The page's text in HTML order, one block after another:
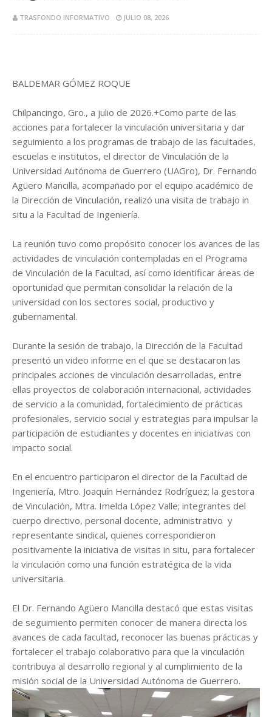
TRASFONDO INFORMATIVO JULIO 08, 2026
BALDEMAR GÓMEZ ROQUE
Chilpancingo, Gro., a julio de 2026.+Como parte de las
acciones para fortalecer la vinculación universitaria y dar
seguimiento a los programas de trabajo de las facultades,
escuelas e institutos, el director de Vinculación de la
Universidad Autónoma de Guerrero (UAGro), Dr. Fernando
Agüero Mancilla, acompañado por el equipo académico de
la Dirección de Vinculación, realizó una visita de trabajo in
situ a la Facultad de Ingeniería.
La reunión tuvo como propósito conocer los avances de las
actividades de vinculación contempladas en el Programa
de Vinculación de la Facultad, así como identificar áreas de
oportunidad que permitan consolidar la relación de la
universidad con los sectores social, productivo y
gubernamental.
Durante la sesión de trabajo, la Dirección de la Facultad
presentó un video informe en el que se destacaron las
principales acciones de vinculación desarrolladas, entre
ellas proyectos de colaboración internacional, actividades
de servicio a la comunidad, fortalecimiento de prácticas
profesionales, servicio social y estrategias para impulsar la
participación de estudiantes y docentes en iniciativas con
impacto social.
En el encuentro participaron el director de la Facultad de
Ingeniería, Mtro. Joaquín Hernández Rodríguez; la gestora
de Vinculación, Mtra. Imelda López Valle; integrantes del
cuerpo directivo, personal docente, administrativo y
representante sindical, quienes correspondieron
positivamente la iniciativa de visitas in situ, para fortalecer
la vinculación como una función estratégica de la vida
universitaria.
El Dr. Fernando Agüero Mancilla destacó que estas visitas
de seguimiento permiten conocer de manera directa los
avances de cada facultad, reconocer las buenas prácticas y
fortalecer el trabajo colaborativo para que la vinculación
contribuya al desarrollo regional y al cumplimiento de la
misión social de la Universidad Autónoma de Guerrero.